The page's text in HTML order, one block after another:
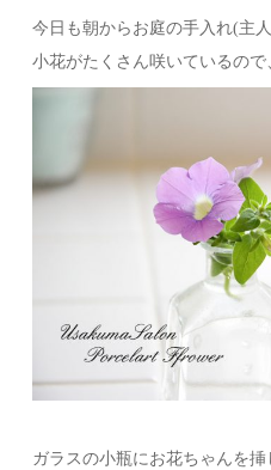
今日も朝からお庭の手入れ(主
小花がたくさん咲いているので
ガラスの小瓶にお花ちゃんを挿